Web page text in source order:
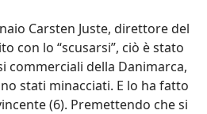
Carsten Juste, direttore del
con lo “scusarsi”, ciò è stato
commerciali della Danimarca,
stati minacciati. E lo ha fatto
(6). Premettendo che si